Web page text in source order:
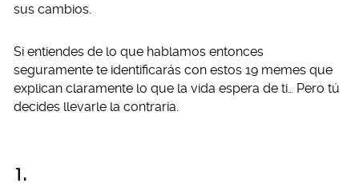
sus cambios.
Si entiendes de lo que hablamos entonces
seguramente te identificarás con estos 19 memes que
explican claramente lo que la vida espera de ti… Pero tú
decides llevarle la contraria.
1.